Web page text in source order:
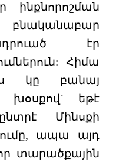
ինքնորոշման
էր
Հիմա
կը բանայ
խօսքով` եթէ
Մինսքի
ապա այդ
տարածքային